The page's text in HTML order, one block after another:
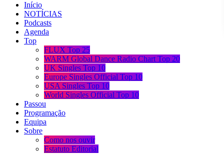
Início
NOTÍCIAS
Podcasts
Agenda
Top
FLUX Top 25
WARM Global Dance Radio Chart Top 20
UK Singles Top 10
Europe Singles Official Top 10
USA Singles Top 10
World Singles Official Top 10
Passou
Programação
Equipa
Sobre
Como nos ouvir
Estatuto Editorial